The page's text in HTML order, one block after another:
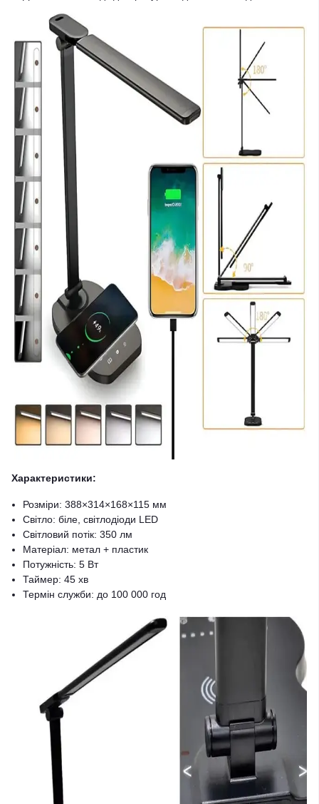
Характеристики:
Розміри: 388×314×168×115 мм
Світло: біле, світлодіоди LED
Світловий потік: 350 лм
Матеріал: метал + пластик
Потужність: 5 Вт
Таймер: 45 хв
Термін служби: до 100 000 год